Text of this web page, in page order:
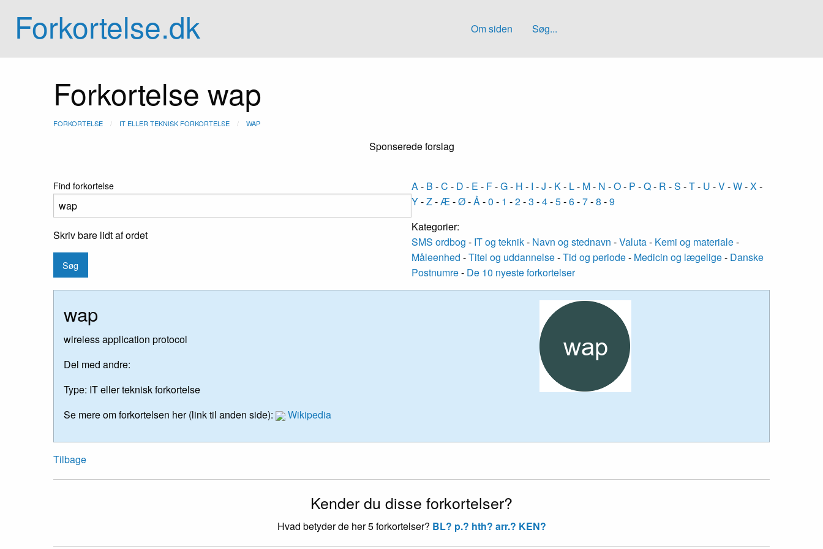
Forkortelse.dk Om siden Søg...
Forkortelse wap
FORKORTELSE IT ELLER TEKNISK FORKORTELSE WAP
Sponserede forslag
Find forkortelse
Skriv bare lidt af ordet
A- B -C - D - E - F-G- H - I -J - K- L- M- N -O- P -Q- R -S -T- U -V-W-X-
Y-Z-Æ-Ø-Å-0 - 1 -2-3 -4-5-6-7-8 -9
Kategorier:
SMS ordbog - IT og teknik- Navn og stednavn -Valuta- Kemi og materiale-
Måleenhed -Titel og uddannelse-Tid og periode- Medicin og lægelige- Danske
Postnumre- De 10 nyeste forkortelser
wap
wireless application protocol
Del med andre:
Type: IT eller teknisk forkortelse
Se mere om forkortelsen her (link til anden side):
Wikipedia
Tilbage
Kender du disse forkortelser?
Hvad betyder de her 5 forkortelser? BL? p.? hth? arr.? KEN?